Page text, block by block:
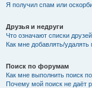
Я получил спам или
Друзья и недруги
Что означают списки
Как мне добавлять/удалять
Поиск по форумам
Как мне выполнить поиск
Почему мой поиск не даёт